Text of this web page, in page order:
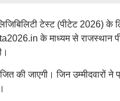
टेस्ट (पीटेट 2026) के
के माध्यम से राजस्थान
की जाएगी। जिन उम्मीदवारों ने